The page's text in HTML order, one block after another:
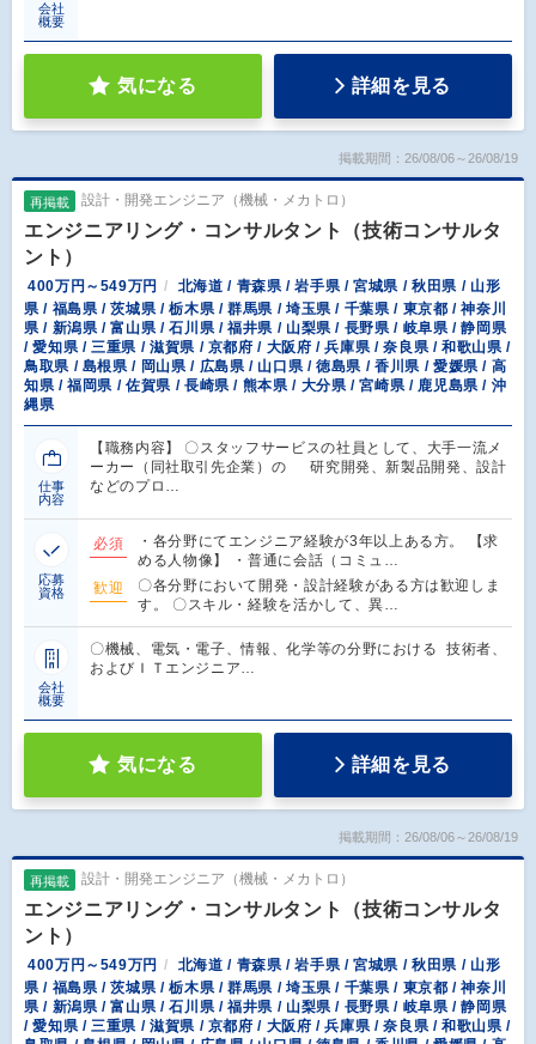
会社
概要
気になる 詳細を見る
掲載期間：26/08/06～26/08/19
再掲載 設計・開発エンジニア（機械・メカトロ）
エンジニアリング・コンサルタント（技術コンサルタ
ント）
400万円～549万円
北海道 / 青森県 / 岩手県 / 宮城県 / 秋田県 / 山形
県 / 福島県 / 茨城県 / 栃木県 / 群馬県 / 埼玉県 / 千葉県 / 東京都 / 神奈川
県 / 新潟県 / 富山県 / 石川県 / 福井県 / 山梨県 / 長野県 / 岐阜県 / 静岡県
/ 愛知県 / 三重県 / 滋賀県 / 京都府 / 大阪府 / 兵庫県 / 奈良県 / 和歌山県 /
鳥取県 / 島根県 / 岡山県 / 広島県 / 山口県 / 徳島県 / 香川県 / 愛媛県 / 高
知県 / 福岡県 / 佐賀県 / 長崎県 / 熊本県 / 大分県 / 宮崎県 / 鹿児島県 / 沖
縄県
仕事
内容
【職務内容】 〇スタッフサービスの社員として、大手一流メ
ーカー（同社取引先企業）の 研究開発、新製品開発、設計
などのプロ…
応募
資格
必須
・各分野にてエンジニア経験が3年以上ある方。 【求
める人物像】 ・普通に会話（コミュ…
歓迎
〇各分野において開発・設計経験がある方は歓迎しま
す。 〇スキル・経験を活かして、異…
会社
概要
〇機械、電気・電子、情報、化学等の分野における 技術者、
およびＩＴエンジニア…
気になる 詳細を見る
掲載期間：26/08/06～26/08/19
再掲載 設計・開発エンジニア（機械・メカトロ）
エンジニアリング・コンサルタント（技術コンサルタ
ント）
400万円～549万円
北海道 / 青森県 / 岩手県 / 宮城県 / 秋田県 / 山形
県 / 福島県 / 茨城県 / 栃木県 / 群馬県 / 埼玉県 / 千葉県 / 東京都 / 神奈川
県 / 新潟県 / 富山県 / 石川県 / 福井県 / 山梨県 / 長野県 / 岐阜県 / 静岡県
/ 愛知県 / 三重県 / 滋賀県 / 京都府 / 大阪府 / 兵庫県 / 奈良県 / 和歌山県 /